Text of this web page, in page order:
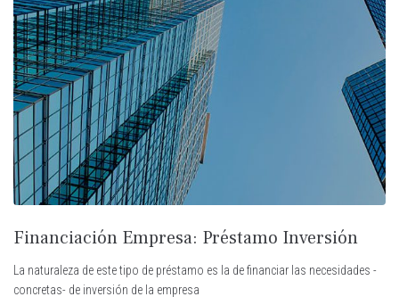
Financiación Empresa: Préstamo Inversión
La naturaleza de este tipo de préstamo es la de financiar las necesidades -
concretas- de inversión de la empresa